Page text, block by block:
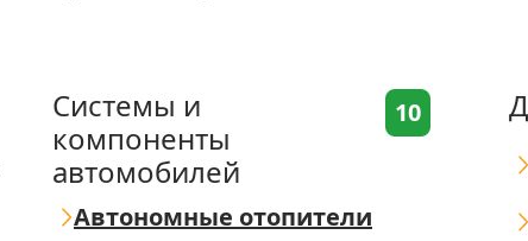
Системы и
компоненты
автомобилей
10
Автономные отопители